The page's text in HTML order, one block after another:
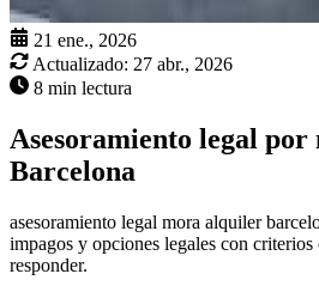
21 ene., 2026
Actualizado: 27 abr., 2026
8 min lectura
Asesoramiento legal
Barcelona
asesoramiento legal mora alquiler
impagos y opciones legales con criterios
responder.